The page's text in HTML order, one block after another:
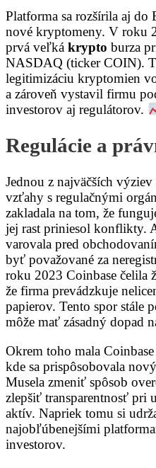
Platforma sa rozšírila aj do
nové kryptomeny. V roku
prvá veľká krypto burza
NASDAQ (ticker COIN).
legitimizáciu kryptomien
a zároveň vystavil firmu
investorov aj regulátorov.
Regulácie a
Jednou z najväčších
vzťahy s regulačnými
zakladala na tom, že
jej rast priniesol konflikty.
varovala pred
byť považované za
roku 2023 Coinbase čelila
že firma prevádzkuje
papierov. Tento spor stále
môže mať zásadný dopad
Okrem toho mala
kde sa prispôsobovala
Musela zmeniť spôsob
zlepšiť transparentnosť pri
aktív. Napriek tomu si
najobľúbenejšími
investorov.